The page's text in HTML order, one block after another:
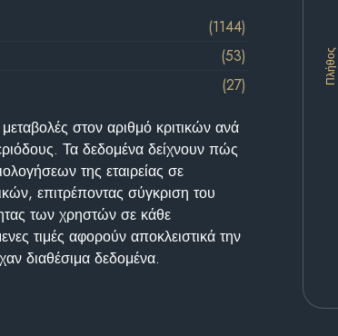
Πλήθος
(1144)
(53)
(27)
στον αριθμό κριτικών ανά
Τα δεδομένα δείχνουν πώς
της εταιρείας σε
επιτρέποντας σύγκριση του
των χρηστών σε κάθε
τιμές αφορούν αποκλειστικά την
διαθέσιμα δεδομένα.